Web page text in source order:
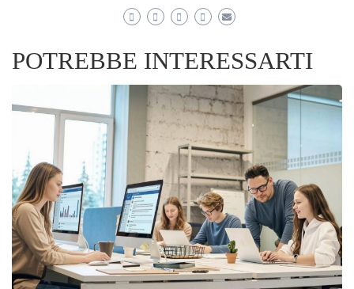
POTREBBE INTERESSARTI